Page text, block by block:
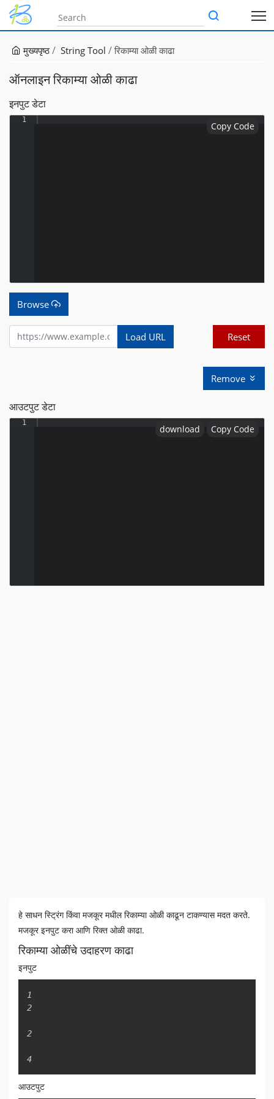
मुख्यपृष्ठ String Tool रिकाम्या ओळी काढा
ऑनलाइन रिकाम्या ओळी काढा
इनपुट डेटा
Copy Code
1
Browse
Load URL Reset
Remove
आउटपुट डेटा
download Copy Code
1
हे साधन स्ट्रिंग किंवा मजकूर मधील रिकाम्या ओळी काढून टाकण्यास मदत करते.
मजकूर इनपुट करा आणि रिक्त ओळी काढा.
रिकाम्या ओळींचे उदाहरण काढा
इनपुट
1
2
2
4
आउटपुट